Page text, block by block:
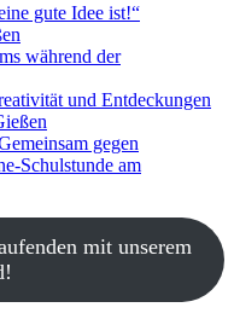
gute Idee ist!“
während der
und Entdeckungen
gegen
Schulstunde am
mit unserem